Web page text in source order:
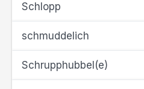
Schlopp
schmuddelich
Schrupphubbel(e)